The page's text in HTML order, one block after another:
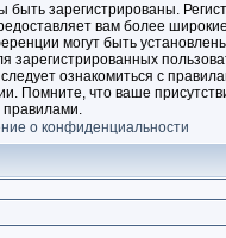
зарегистрированы.
вам более
могут быть
зарегистрированных
ознакомиться с
Помните, что ваше
правилами.
о конфиденциальности